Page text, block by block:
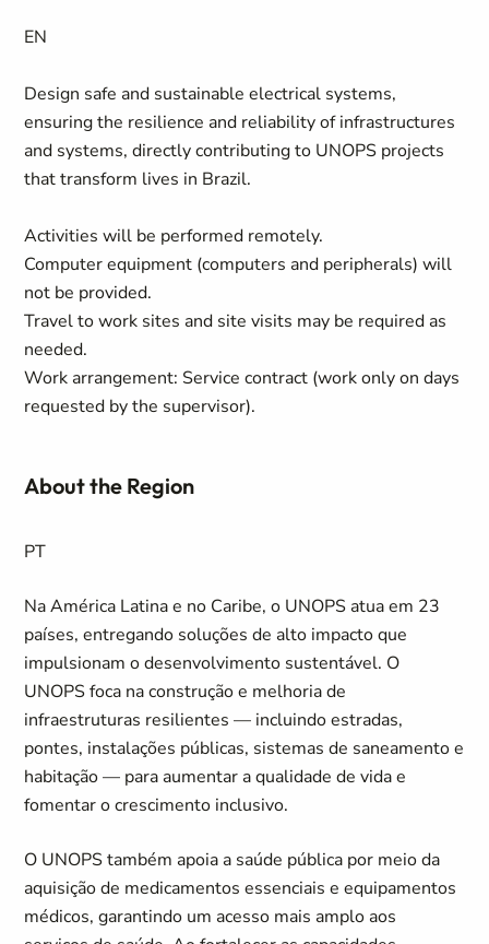
EN
Design safe and sustainable electrical systems,
ensuring the resilience and reliability of infrastructures
and systems, directly contributing to UNOPS projects
that transform lives in Brazil.
Activities will be performed remotely.
Computer equipment (computers and peripherals) will
not be provided.
Travel to work sites and site visits may be required as
needed.
Work arrangement: Service contract (work only on days
requested by the supervisor).
About the Region
PT
Na América Latina e no Caribe, o UNOPS atua em 23
países, entregando soluções de alto impacto que
impulsionam o desenvolvimento sustentável. O
UNOPS foca na construção e melhoria de
infraestruturas resilientes — incluindo estradas,
pontes, instalações públicas, sistemas de saneamento e
habitação — para aumentar a qualidade de vida e
fomentar o crescimento inclusivo.
O UNOPS também apoia a saúde pública por meio da
aquisição de medicamentos essenciais e equipamentos
médicos, garantindo um acesso mais amplo aos